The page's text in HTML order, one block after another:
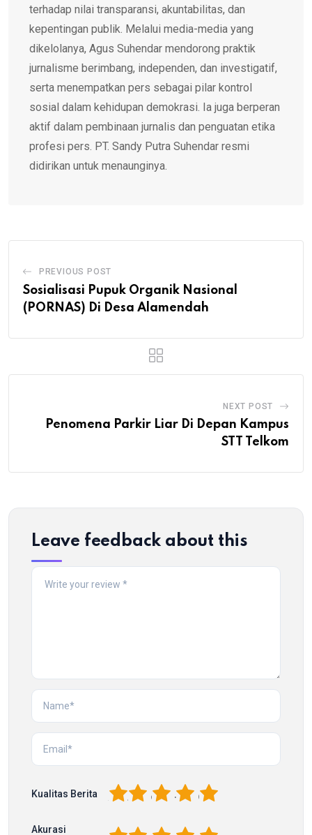
terhadap nilai transparansi, akuntabilitas, dan
kepentingan publik. Melalui media-media yang
dikelolanya, Agus Suhendar mendorong praktik
jurnalisme berimbang, independen, dan investigatif,
serta menempatkan pers sebagai pilar kontrol
sosial dalam kehidupan demokrasi. Ia juga berperan
aktif dalam pembinaan jurnalis dan penguatan etika
profesi pers. PT. Sandy Putra Suhendar resmi
didirikan untuk menaunginya.
PREVIOUS POST
Sosialisasi Pupuk Organik Nasional
(PORNAS) Di Desa Alamendah
NEXT POST
Penomena Parkir Liar Di Depan Kampus
STT Telkom
Leave feedback about this
Kualitas Berita 5
4
3
2
Akurasi